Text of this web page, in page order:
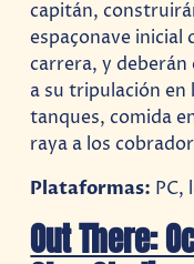
capitán,
espaçonave inicial
carrera, y
a su tripulación en
tanques, comida
raya a los
Plataformas: PC,
Out There: